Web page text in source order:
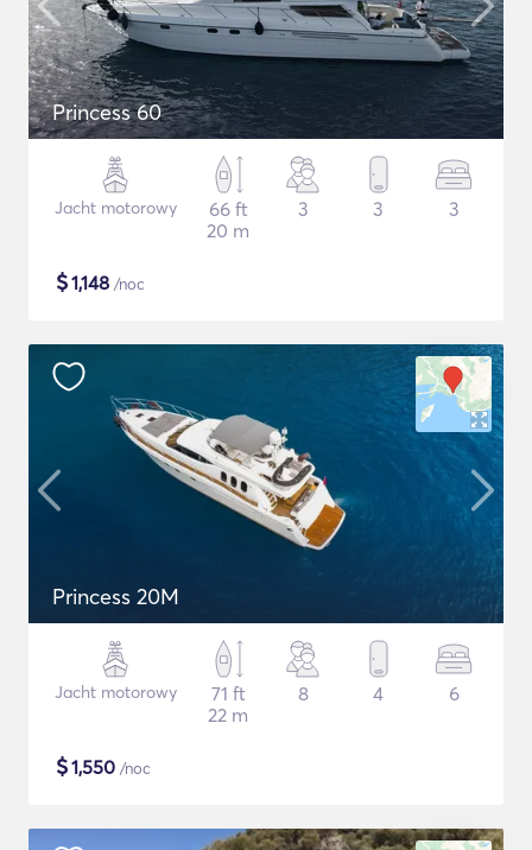
Princess 60
Jacht motorowy
66 ft
20 m
3 3 3
$1,148 /noc
Princess 20M
Jacht motorowy
71 ft
22 m
8 4 6
$1,550 /noc